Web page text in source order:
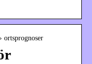
ortsprognoser